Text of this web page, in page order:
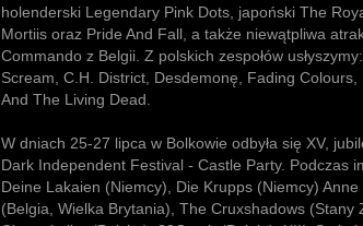
holenderski Legendary Pink Dots, japoński The
Mortiis oraz Pride And Fall, a także niewątpliwa
Commando z Belgii. Z polskich zespołów
Scream, C.H. District, Desdemonę, Fading
And The Living Dead.
W dniach 25-27 lipca w Bolkowie odbyła się XV,
Dark Independent Festival - Castle Party. Podczas
Deine Lakaien (Niemcy), Die Krupps (Niemcy)
(Belgia, Wielka Brytania), The Cruxshadows (Stany